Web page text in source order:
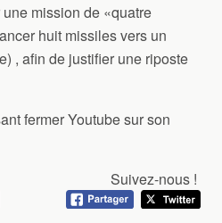
mission de «quatre
huit missiles vers un
, afin de justifier une riposte
fermer Youtube sur son
Suivez-nous !